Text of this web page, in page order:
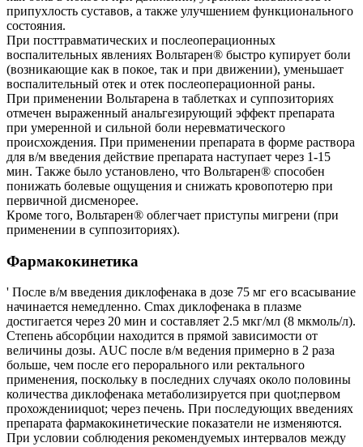
припухлость суставов, а также улучшением функционального
состояния.
При посттравматических и послеоперационных
воспалительных явлениях Вольтарен® быстро купирует боли
(возникающие как в покое, так и при движении), уменьшает
воспалительный отек и отек послеоперационной раны.
При применении Вольтарена в таблетках и суппозиториях
отмечен выраженный анальгезирующий эффект препарата
при умеренной и сильной боли неревматического
происхождения. При применении препарата в форме раствора
для в/м введения действие препарата наступает через 1-15
мин. Также было установлено, что Вольтарен® способен
понижать болевые ощущения и снижать кровопотерю при
первичной дисменорее.
Кроме того, Вольтарен® облегчает приступы мигрени (при
применении в суппозиториях).
Фармакокинетика
' После в/м введения диклофенака в дозе 75 мг его всасывание
начинается немедленно. Сmax диклофенака в плазме
достигается через 20 мин и составляет 2.5 мкг/мл (8 мкмоль/л).
Степень абсорбции находится в прямой зависимости от
величины дозы. АUC после в/м ведения примерно в 2 раза
больше, чем после его перорального или ректального
применения, поскольку в последних случаях около половины
количества диклофенака метаболизируется при quot;первом
прохожденииquot; через печень. При последующих введениях
препарата фармакокинетические показатели не изменяются.
При условии соблюдения рекомендуемых интервалов между